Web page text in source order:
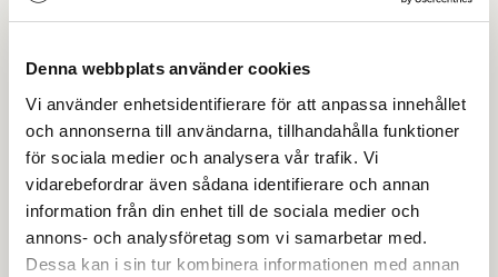
Denna webbplats använder cookies
Vi använder enhetsidentifierare för att anpassa innehållet
och annonserna till användarna, tillhandahålla funktioner
för sociala medier och analysera vår trafik. Vi
vidarebefordrar även sådana identifierare och annan
information från din enhet till de sociala medier och
annons- och analysföretag som vi samarbetar med.
Dessa kan i sin tur kombinera informationen med annan
beställa, se priser,
produktblad, ritningar, monteringsbeskrivningar samt
övriga dokument.
Filmer